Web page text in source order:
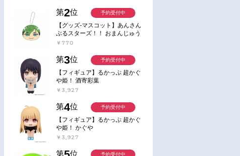
第2位
【グッズ-マスコット】あんさん
ぶるスターズ！！ おまんじゅう
にぎにぎマスコット ねくすと2
￥770
予約受付中
第3位
【フィギュア】るかっぷ 超かぐ
や姫！ 酒寄彩葉
￥3,927
予約受付中
第4位
【フィギュア】るかっぷ 超かぐ
や姫！ かぐや
￥3,927
予約受付中
第 位 予約受付中